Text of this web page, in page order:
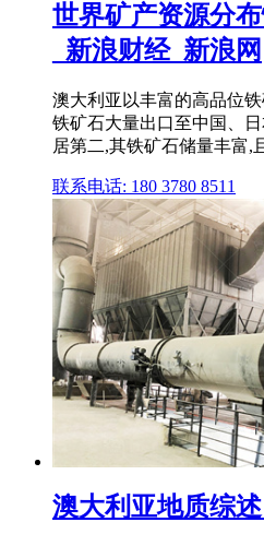
世界矿产资源分
_新浪财经_新浪网
澳大利亚以丰富的高品位
铁矿石大量出口至中国、
居第二,其铁矿石储量丰富,
联系电话: 180 3780 8511
澳大利亚地质综述